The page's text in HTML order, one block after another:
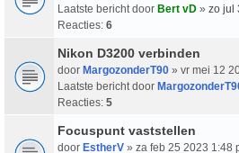
Laatste bericht door Bert vD » zo jul
Reacties: 6
Nikon D3200 verbinden
door MargozonderT90 » vr mei 12
Laatste bericht door
Reacties: 5
Focuspunt vaststellen
door EstherV » za feb 25 2023 1:48